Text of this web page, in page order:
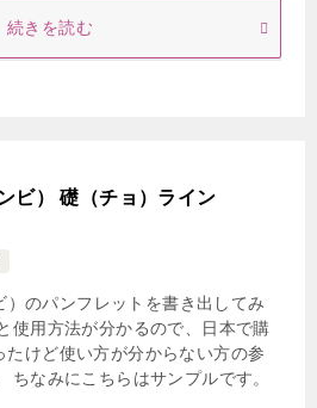
続きを読む
ビ） 礎（チョ）ライン
のパンフレットを書き出してみ
使用方法が分かるので、日本で購
たけど使い方が分からない方の参
ちなみにこちらはサンプルです。